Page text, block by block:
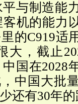
与制造能
机的能力
的C919适
大，截止
国在2028
中国大批
还有30年